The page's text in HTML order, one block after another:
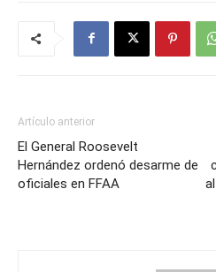
Artículo anterior
El General Roosevelt
Hernández ordenó desarme de
oficiales en FFAA